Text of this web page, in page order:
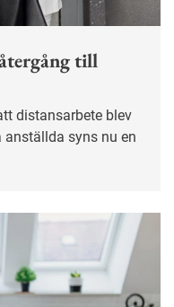
till
syns nu en